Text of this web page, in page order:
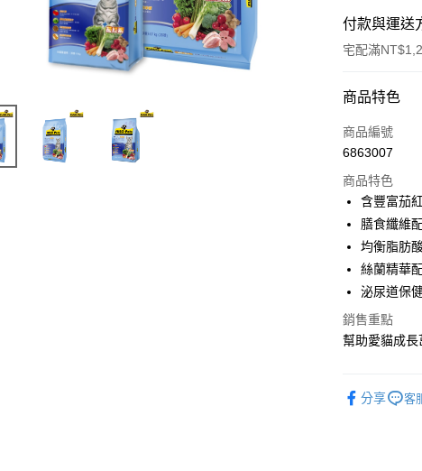
付款與運送
宅配滿
付款方式
信用卡一次付
Apple Pay
悠遊付
Google Pay
全盈+PAY
AFTEE先享後
相關說明
便利好安心！
商品特色
商品編號
6863007
商品特色
含豐富茄
膳食纖維
均衡脂肪
絲蘭精華
泌尿道保
銷售重點
幫助愛貓成長
分享 客